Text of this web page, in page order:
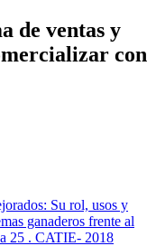
de ventas y
con
Su rol, usos y
ganaderos frente al
25 . CATIE- 2018